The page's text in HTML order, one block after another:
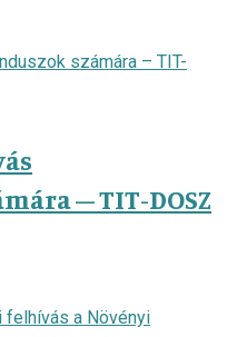
– TIT-DOSZ